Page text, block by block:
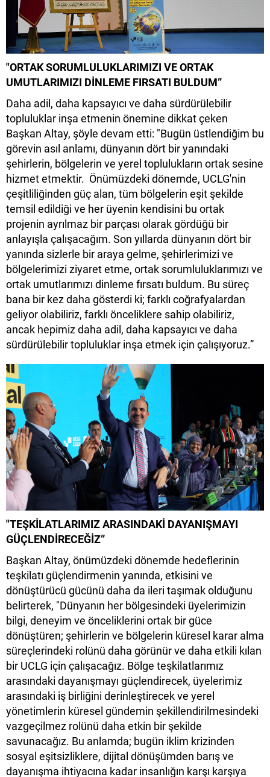
"ORTAK SORUMLULUKLARIMIZI VE ORTAK
UMUTLARIMIZI DİNLEME FIRSATI BULDUM”
Daha adil, daha kapsayıcı ve daha sürdürülebilir
topluluklar inşa etmenin önemine dikkat çeken
Başkan Altay, şöyle devam etti: "Bugün üstlendiğim bu
görevin asıl anlamı, dünyanın dört bir yanındaki
şehirlerin, bölgelerin ve yerel toplulukların ortak sesine
hizmet etmektir. Önümüzdeki dönemde, UCLG'nin
çeşitliliğinden güç alan, tüm bölgelerin eşit şekilde
temsil edildiği ve her üyenin kendisini bu ortak
projenin ayrılmaz bir parçası olarak gördüğü bir
anlayışla çalışacağım. Son yıllarda dünyanın dört bir
yanında sizlerle bir araya gelme, şehirlerimizi ve
bölgelerimizi ziyaret etme, ortak sorumluluklarımızı ve
ortak umutlarımızı dinleme fırsatı buldum. Bu süreç
bana bir kez daha gösterdi ki; farklı coğrafyalardan
geliyor olabiliriz, farklı önceliklere sahip olabiliriz,
ancak hepimiz daha adil, daha kapsayıcı ve daha
sürdürülebilir topluluklar inşa etmek için çalışıyoruz.”
"TEŞKİLATLARIMIZ ARASINDAKİ DAYANIŞMAYI
GÜÇLENDİRECEĞİZ”
Başkan Altay, önümüzdeki dönemde hedeflerinin
teşkilatı güçlendirmenin yanında, etkisini ve
dönüştürücü gücünü daha da ileri taşımak olduğunu
belirterek, "Dünyanın her bölgesindeki üyelerimizin
bilgi, deneyim ve önceliklerini ortak bir güce
dönüştüren; şehirlerin ve bölgelerin küresel karar alma
süreçlerindeki rolünü daha görünür ve daha etkili kılan
bir UCLG için çalışacağız. Bölge teşkilatlarımız
arasındaki dayanışmayı güçlendirecek, üyelerimiz
arasındaki iş birliğini derinleştirecek ve yerel
yönetimlerin küresel gündemin şekillendirilmesindeki
vazgeçilmez rolünü daha etkin bir şekilde
savunacağız. Bu anlamda; bugün iklim krizinden
sosyal eşitsizliklere, dijital dönüşümden barış ve
dayanışma ihtiyacına kadar insanlığın karşı karşıya